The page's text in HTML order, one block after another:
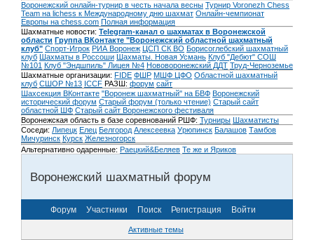
Воронежский онлайн-турнир в честь начала весны Турнир Voronezh Chess
Team на lichess к Международному дню шахмат Онлайн-чемпионат
Европы на chess.com Полная информация
Шахматные новости: Telegram-канал о шахматах в Воронежской
области Группа ВКонтакте "Воронежский областной шахматный
клуб" Спорт-Игрок РИА Воронеж ЦСП СК ВО Борисоглебский шахматный
клуб Шахматы в Россоши Шахматы. Новая Усмань Клуб "Дебют" СОШ
№101 Клуб "Эндшпиль" Лицея №4 Нововоронежский ДДТ Труд-Черноземье
Шахматные организации: FIDE ФШР МШФ ЦФО Областной шахматный
клуб СШОР №13 ICCF РАЗШ: форум сайт
Шахсекция ВКонтакте "Воронеж шахматный" на БВФ Воронежский
исторический форум Cтарый форум (только чтение) Старый сайт
областной ШФ Старый сайт Воронежского фестиваля
Воронежская область в базе соревнований РШФ: Турниры Шахматисты
Соседи: Липецк Елец Белгород Алексеевка Урюпинск Балашов Тамбов
Мичуринск Курск Железногорск
Альтернативно одаренные: Раецкий&Беляев Те же и Яриков
Воронежский шахматный форум
Форум Участники Поиск Регистрация Войти
Активные темы